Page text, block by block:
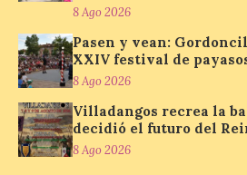
Los minerales y sus
más comunes centran la
nueva exposición del
Museo de la Siderurgia
la Minería de Sabero
8 Ago 2026
8 Ago 2026
Pasen y vean:
XXIV festival de
8 Ago 2026
Villadangos recrea la
decidió el futuro del
8 Ago 2026